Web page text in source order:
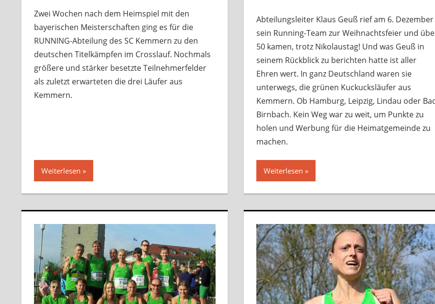
Zwei Wochen nach dem Heimspiel mit den
bayerischen Meisterschaften ging es für die
RUNNING-Abteilung des SC Kemmern zu den
deutschen Titelkämpfen im Crosslauf. Nochmals
größere und stärker besetzte Teilnehmerfelder
als zuletzt erwarteten die drei Läufer aus
Kemmern.
Weiterlesen
Abteilungsleiter Klaus Geuß rief am 6. Dezember
sein Running-Team zur Weihnachtsfeier und
50 kamen, trotz Nikolaustag! Und was Geuß in
seinem Rückblick zu berichten hatte ist aller
Ehren wert. In ganz Deutschland waren sie
unterwegs, die grünen Kuckucksläufer aus
Kemmern. Ob Hamburg, Leipzig, Lindau oder
Birnbach. Kein Weg war zu weit, um Punkte zu
holen und Werbung für die Heimatgemeinde zu
machen.
Weiterlesen